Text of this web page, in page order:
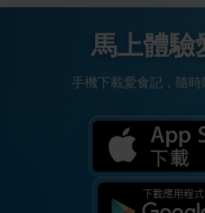
馬上體驗
手機下載愛食記，隨時